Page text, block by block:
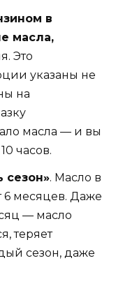
в
масла,
Это
указаны не
на
масла — и вы
часов.
сезон». Масло в
6 месяцев. Даже
— масло
теряет
сезон, даже